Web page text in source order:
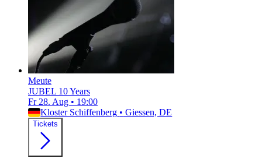
Meute
JUBEL 10 Years
Fr 28. Aug • 19:00
Kloster Schiffenberg • Giessen, DE
Tickets